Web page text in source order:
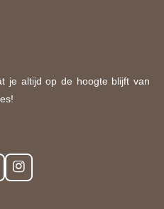
je altijd op de hoogte blijft van
I
n